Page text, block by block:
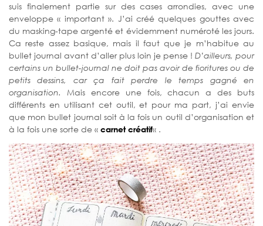
suis finalement partie sur des cases arrondies, avec une
enveloppe « important ». J’ai créé quelques gouttes avec
du masking-tape argenté et évidemment numéroté les jours.
Ca reste assez basique, mais il faut que je m’habitue au
bullet journal avant d’aller plus loin je pense ! D’ailleurs, pour
certains un bullet-journal ne doit pas avoir de fioritures ou de
petits dessins, car ça fait perdre le temps gagné en
organisation.
Mais encore une fois, chacun a des buts
différents en utilisant cet outil, et pour ma part, j’ai envie
que mon bullet journal soit à la fois un outil d’organisation et
à la fois une sorte de « carnet créatif« .